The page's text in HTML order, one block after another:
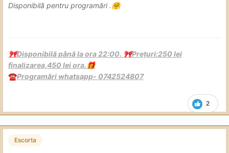
Disponibilă pentru programări .🤗
2
🎀Disponibilă până la ora 22:00. 🎀Prețuri:250 lei
finalizarea,450 lei ora.🎁
☎️Programări whatsapp- 0742524807
Escorta